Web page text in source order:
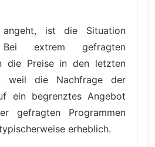
ist die Situation
Bei extrem gefragten
die Preise in den letzten
weil die Nachfrage der
ein begrenztes Angebot
gefragten Programmen
erheblich.